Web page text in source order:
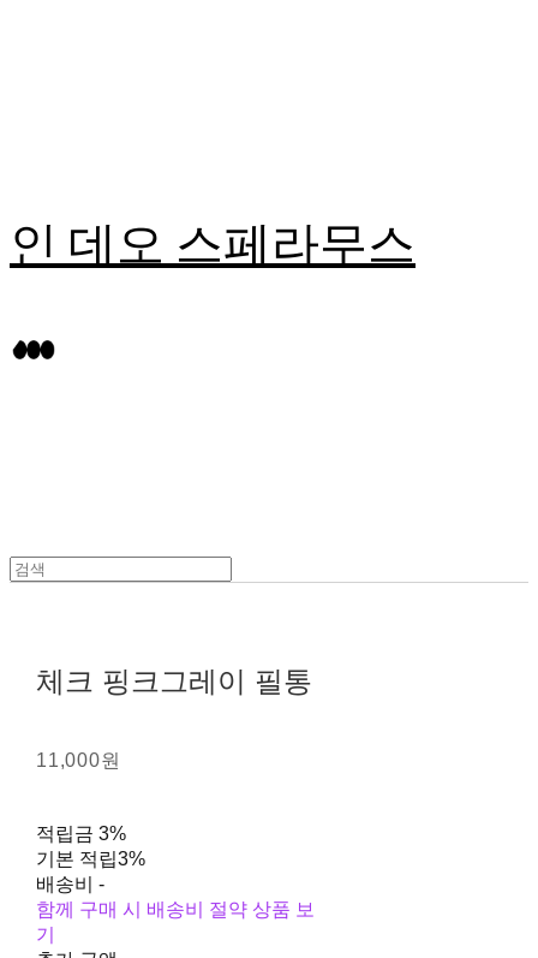
인 데오 스페라무스
체크 핑크그레이 필통
11,000원
적립금 3%
기본 적립3%
배송비 -
함께 구매 시 배송비 절약 상품 보
기